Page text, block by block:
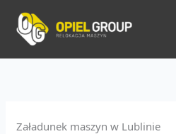
treści
Załadunek maszyn w Lublinie